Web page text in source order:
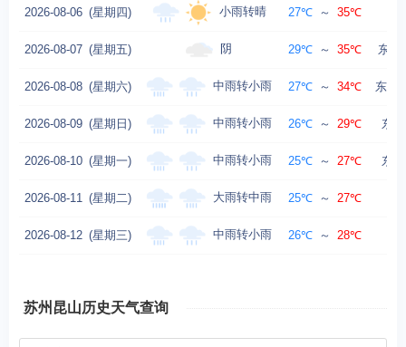
2026-08-06 (星期四) 小雨转晴 27℃ ～ 35℃
2026-08-07 (星期五) 阴 29℃ ～ 35℃ 东北
2026-08-08 (星期六) 中雨转小雨 27℃ ～ 34℃ 东北
2026-08-09 (星期日) 中雨转小雨 26℃ ～ 29℃ 东
2026-08-10 (星期一) 中雨转小雨 25℃ ～ 27℃ 东
2026-08-11 (星期二) 大雨转中雨 25℃ ～ 27℃
2026-08-12 (星期三) 中雨转小雨 26℃ ～ 28℃
苏州昆山历史天气查询